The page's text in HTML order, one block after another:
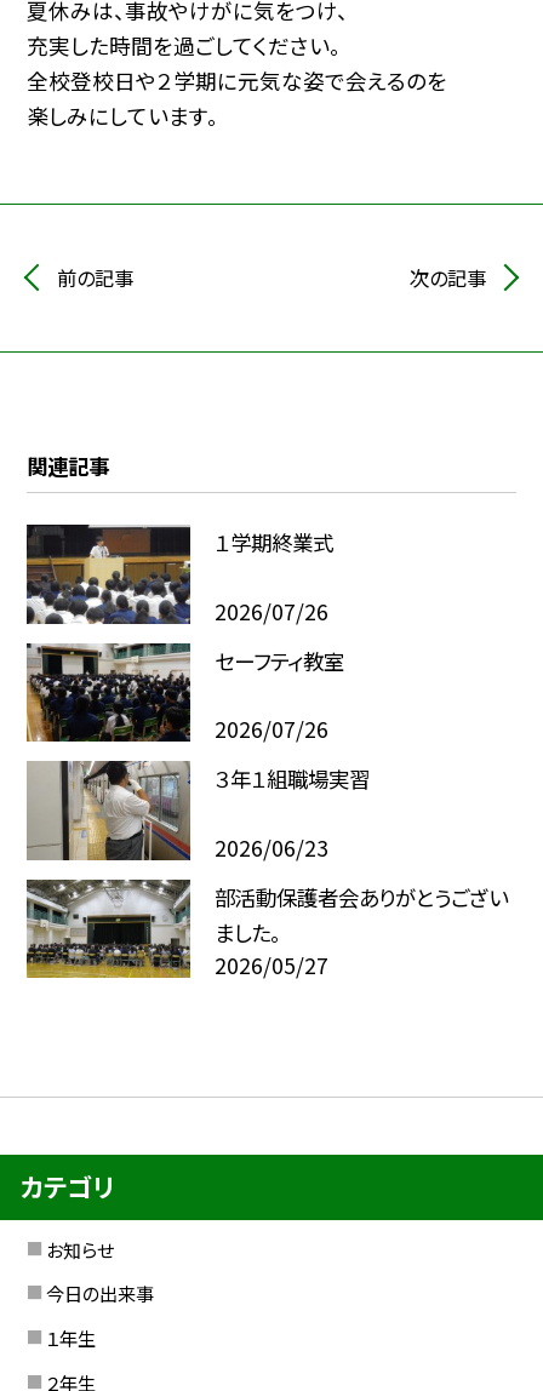
夏休みは、事故やけがに気をつけ、
充実した時間を過ごしてください。
全校登校日や２学期に元気な姿で会えるのを
楽しみにしています。
前の記事 次の記事
関連記事
１学期終業式
2026/07/26
セーフティ教室
2026/07/26
３年１組職場実習
2026/06/23
部活動保護者会ありがとうござい
ました。
2026/05/27
カテゴリ
お知らせ
今日の出来事
１年生
２年生